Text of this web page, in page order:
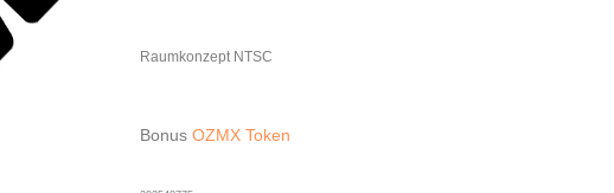
Raumkonzept NTSC
Bonus OZMX Token